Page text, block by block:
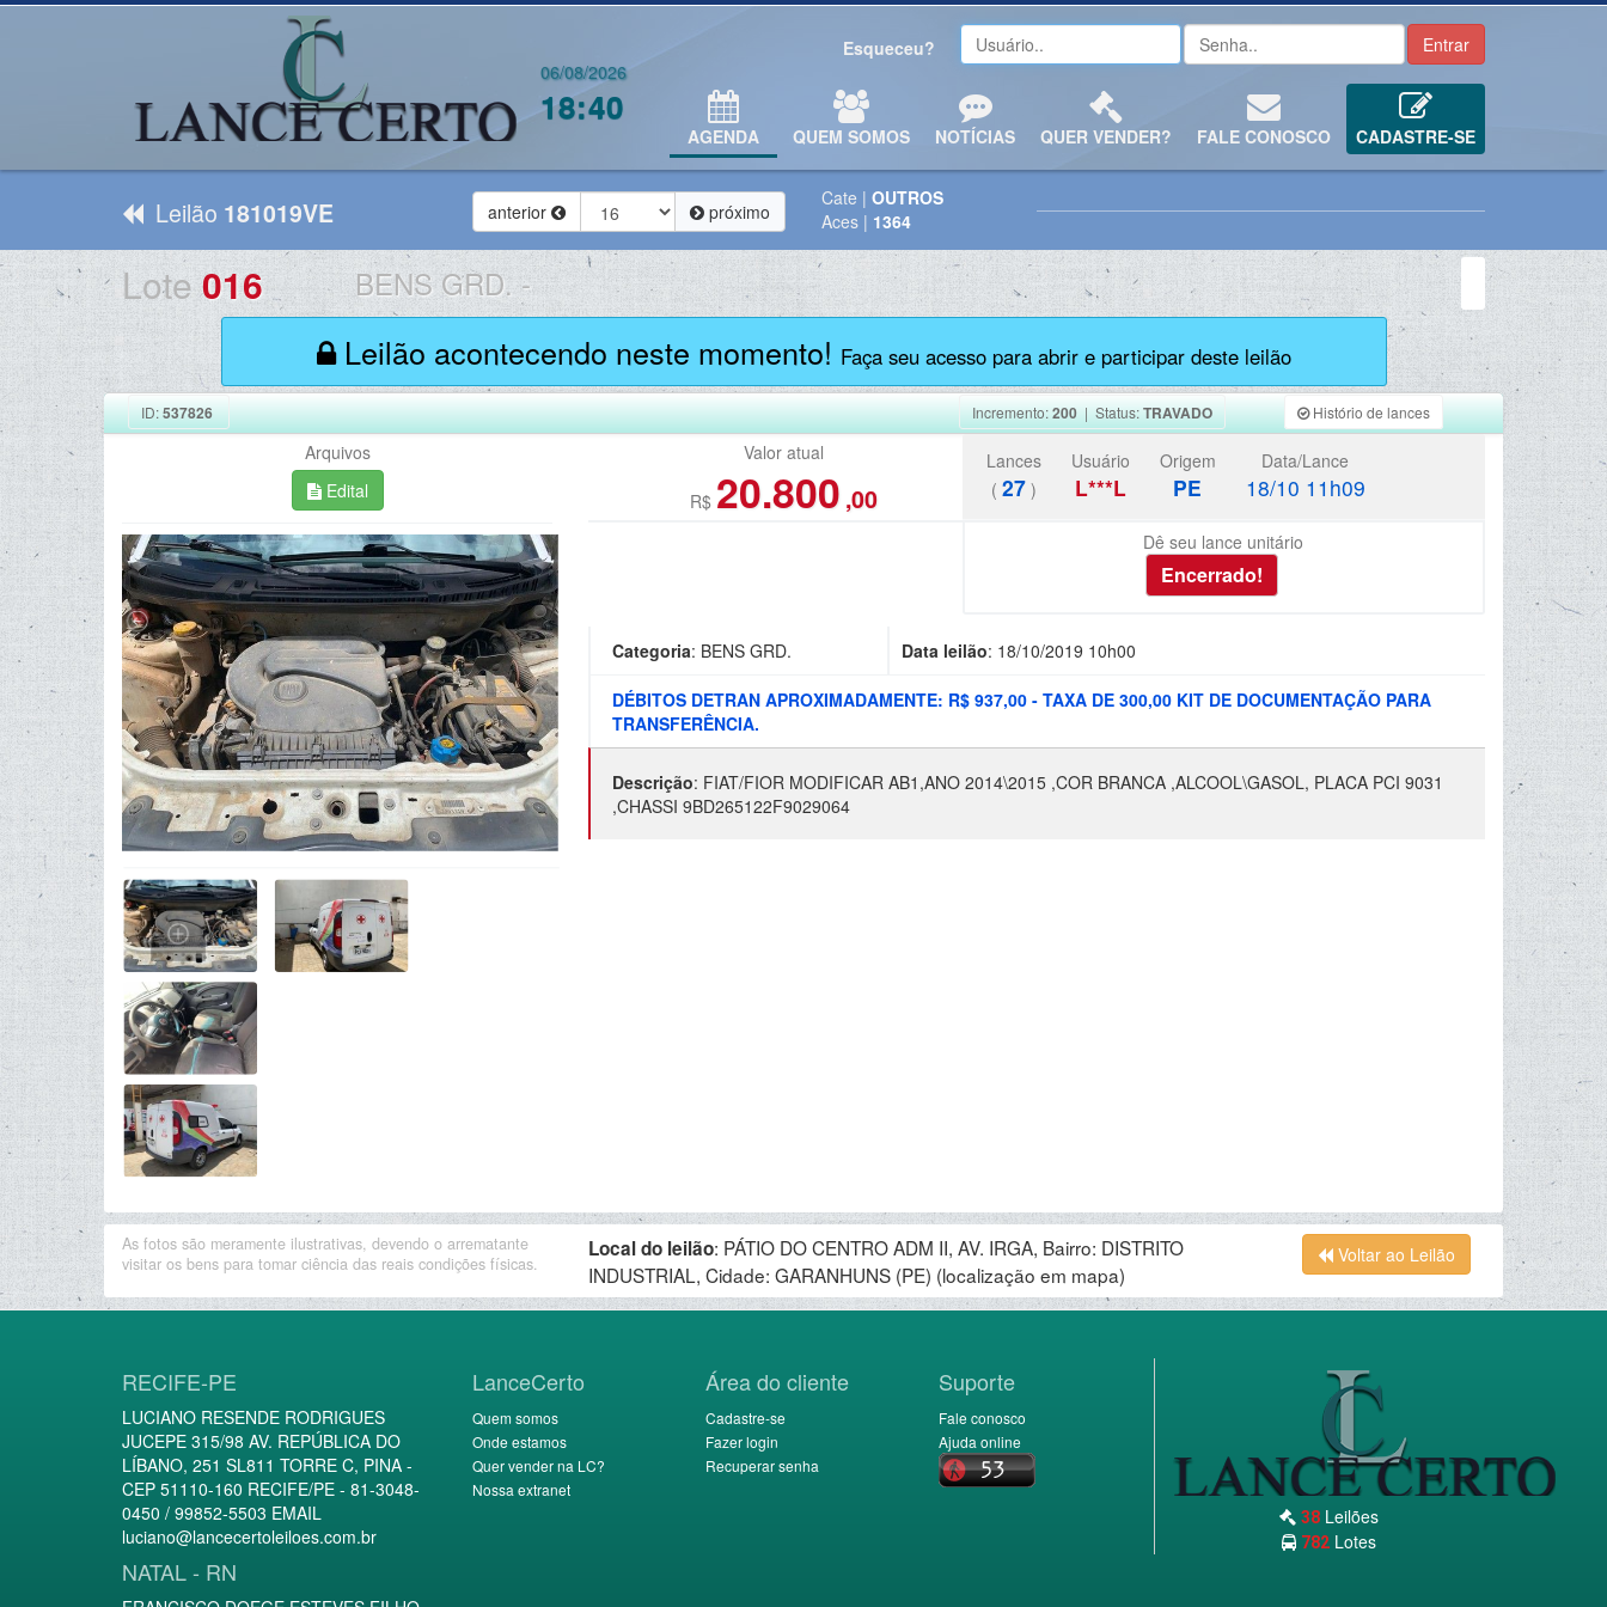
06/08/2026
18:40
Esqueceu?
AGENDA QUEM SOMOS NOTÍCIAS QUER VENDER? FALE CONOSCO CADASTRE-SE
Leilão 181019VE anterior próximo
Cate | OUTROS
Aces | 1364
Lote016 BENS GRD. -
Leilão acontecendo neste momento! Faça seu acesso para abrir e participar deste leilão
ID:537826 Incremento:200 | Status:TRAVADO Histório de lances
Arquivos
Edital
Valor atual
R$ 20.800 ,00
Lances
( 27)
Usuário
L***L
Origem
PE
Data/Lance
18/10 11h09
Dê seu lance unitário
Categoria: BENS GRD. Data leilão: 18/10/2019 10h00
DÉBITOS DETRAN APROXIMADAMENTE: R$ 937,00 - TAXA DE 300,00 KIT DE DOCUMENTAÇÃO PARA
TRANSFERÊNCIA.
Descrição: FIAT/FIOR MODIFICAR AB1,ANO 2014\2015 ,COR BRANCA ,ALCOOL\GASOL, PLACA PCI 9031
,CHASSI 9BD265122F9029064
As fotos são meramente ilustrativas, devendo o arrematante
visitar os bens para tomar ciência das reais condições físicas.
Local do leilão: PÁTIO DO CENTRO ADM II, AV. IRGA, Bairro: DISTRITO
INDUSTRIAL, Cidade: GARANHUNS (PE) (localização em mapa)
Voltar ao Leilão
RECIFE-PE
LUCIANO RESENDE RODRIGUES
JUCEPE 315/98 AV. REPÚBLICA DO
LÍBANO, 251 SL811 TORRE C, PINA -
CEP 51110-160 RECIFE/PE - 81-3048-
0450 / 99852-5503 EMAIL
luciano@lancecertoleiloes.com.br
NATAL - RN
LanceCerto
Quem somos
Onde estamos
Quer vender na LC?
Nossa extranet
Área do cliente
Cadastre-se
Fazer login
Recuperar senha
Suporte
Fale conosco
Ajuda online
38Leilões
782Lotes